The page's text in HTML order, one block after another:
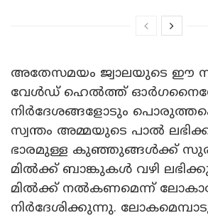
അതേസമയം ജ്വാലയുടെ ഈ
വേൾഡ് ഹെൽത്ത്
നിർദേശങ്ങളോടും
സ്വന്തം അമ്മയുടെ പാൽ
ഭാരമുള്ള കുഞ്ഞുങ്ങൾക്ക്
മിൽക്ക് ബാങ്കുകൾ വഴി
മിൽക്ക് നൽകണമെന്ന്
നിർദേശിക്കുന്നു.